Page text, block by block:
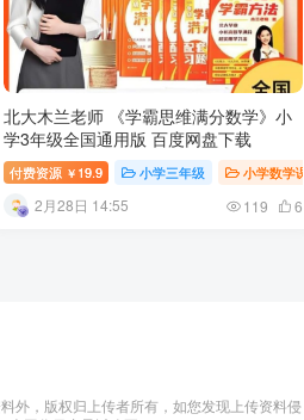
小学教育
北大木兰老师 《学霸思维满分数学》小
学3年级全国通用版 百度网盘下载
付费资源 ￥ 19.9 小学三年级 小学数学课
2月28日 14:55 119 6
外，版权归上传者所有，如您发现上传资料侵